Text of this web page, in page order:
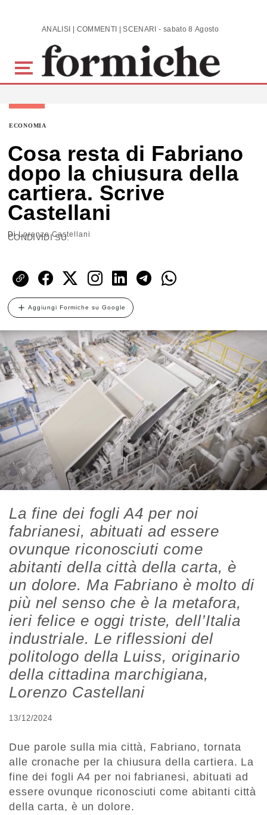
Skip to main content ANALISI | COMMENTI | SCENARI - sabato 8 Agosto 2026
ECONOMIA
Cosa resta di Fabriano
dopo la chiusura della
cartiera. Scrive
Castellani
DiLorenzo Castellani
CONDIVIDI SU:
Aggiungi Formiche su Google
La fine dei fogli A4 per noi
fabrianesi, abituati ad essere
ovunque riconosciuti come
abitanti della città della carta, è
un dolore. Ma Fabriano è molto di
più nel senso che è la metafora,
ieri felice e oggi triste, dell’Italia
industriale. Le riflessioni del
politologo della Luiss, originario
della cittadina marchigiana,
Lorenzo Castellani
13/12/2024
Due parole sulla mia città, Fabriano, tornata
alle cronache per la chiusura della cartiera. La
fine dei fogli A4 per noi fabrianesi, abituati ad
essere ovunque riconosciuti come abitanti città
della carta, è un dolore.